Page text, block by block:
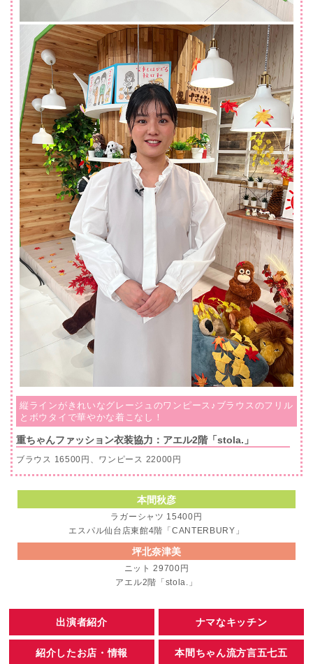
縦ラインがきれいなグレージュのワンピース♪ブラウスのフリル
とボウタイで華やかな着こなし！
重ちゃんファッション衣装協力：アエル2階「stola.」
ブラウス 16500円、ワンピース 22000円
本間秋彦
ラガーシャツ 15400円
エスパル仙台店東館4階「CANTERBURY」
坪北奈津美
ニット 29700円
アエル2階「stola.」
出演者紹介 ナマなキッチン
紹介したお店・情報 本間ちゃん流方言五七五